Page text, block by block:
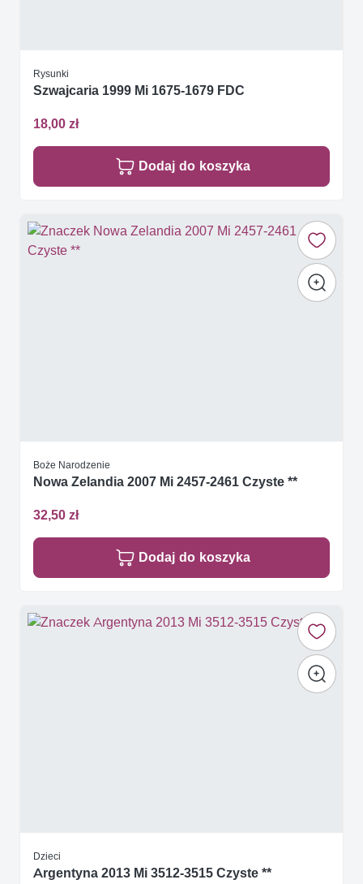
Rysunki
Szwajcaria 1999 Mi 1675-1679 FDC
18,00 zł
Dodaj do koszyka
Boże Narodzenie
Nowa Zelandia 2007 Mi 2457-2461 Czyste **
32,50 zł
Dodaj do koszyka
Dzieci
Argentyna 2013 Mi 3512-3515 Czyste **